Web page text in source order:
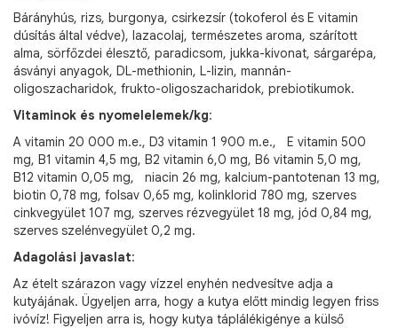
Bárányhús, rizs, burgonya, csirkezsír (tokoferol és E vitamin
dúsítás által védve), lazacolaj, természetes aroma, szárított
alma, sörfőzdei élesztő, paradicsom, jukka-kivonat, sárgarépa,
ásványi anyagok, DL-methionin, L-lizin, mannán-
oligoszacharidok, frukto-oligoszacharidok, prebiotikumok.
Vitaminok és nyomelelemek/kg:
A vitamin 20 000 m.e., D3 vitamin 1 900 m.e., E vitamin 500
mg, B1 vitamin 4,5 mg, B2 vitamin 6,0 mg, B6 vitamin 5,0 mg,
B12 vitamin 0,05 mg, niacin 26 mg, kalcium-pantotenan 13 mg,
biotin 0,78 mg, folsav 0,65 mg, kolinklorid 780 mg, szerves
cinkvegyület 107 mg, szerves rézvegyület 18 mg, jód 0,84 mg,
szerves szelénvegyület 0,2 mg.
Adagolási javaslat:
Az ételt szárazon vagy vízzel enyhén nedvesítve adja a
kutyájának. Ügyeljen arra, hogy a kutya előtt mindig legyen friss
ivóvíz! Figyeljen arra is, hogy kutya táplálékigénye a külső